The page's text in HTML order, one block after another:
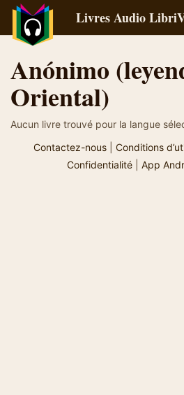
Livres Audio
Anónimo
Oriental)
Aucun livre trouvé pour la langue
Contactez-nous| Conditions
Confidentialité
App